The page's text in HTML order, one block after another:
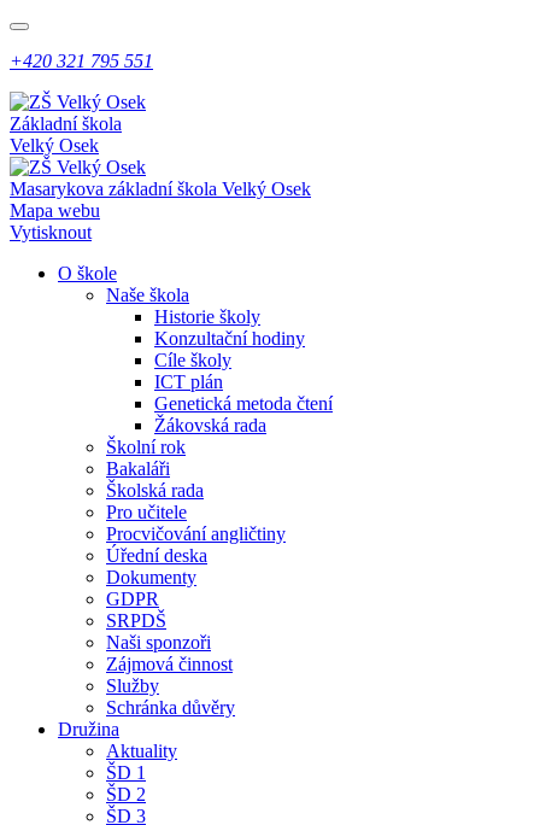
+420 321 795 551
Základní škola
Velký Osek
Masarykova základní škola Velký Osek
Mapa webu
Vytisknout
O škole
Naše škola
Historie školy
Konzultační hodiny
Cíle školy
ICT plán
Genetická metoda čtení
Žákovská rada
Školní rok
Bakaláři
Školská rada
Pro učitele
Procvičování angličtiny
Úřední deska
Dokumenty
GDPR
SRPDŠ
Naši sponzoři
Zájmová činnost
Služby
Schránka důvěry
Družina
Aktuality
ŠD 1
ŠD 2
ŠD 3